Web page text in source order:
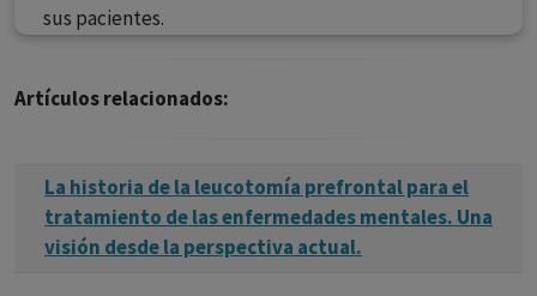
sus pacientes.
Artículos relacionados:
La historia de la leucotomía prefrontal para el
tratamiento de las enfermedades mentales. Una
visión desde la perspectiva actual.